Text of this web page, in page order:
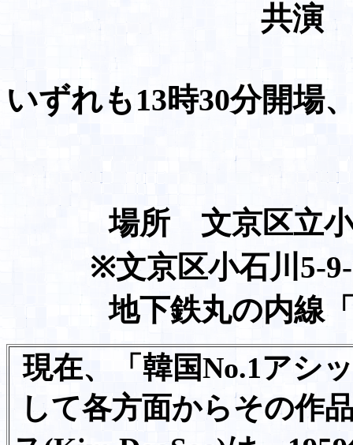
共
いずれも13時30分開場
場所 文京区立
※文京区小石川5-
地下鉄丸の内線
現在、「韓国No.1アシ
して各方面からその作